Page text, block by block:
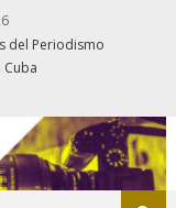
del Periodismo